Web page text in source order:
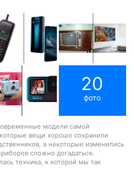
20
фото
модели самой
вещи хорошо сохранили
а некоторые изменились
сложно догадаться.
техника, к которой мы так